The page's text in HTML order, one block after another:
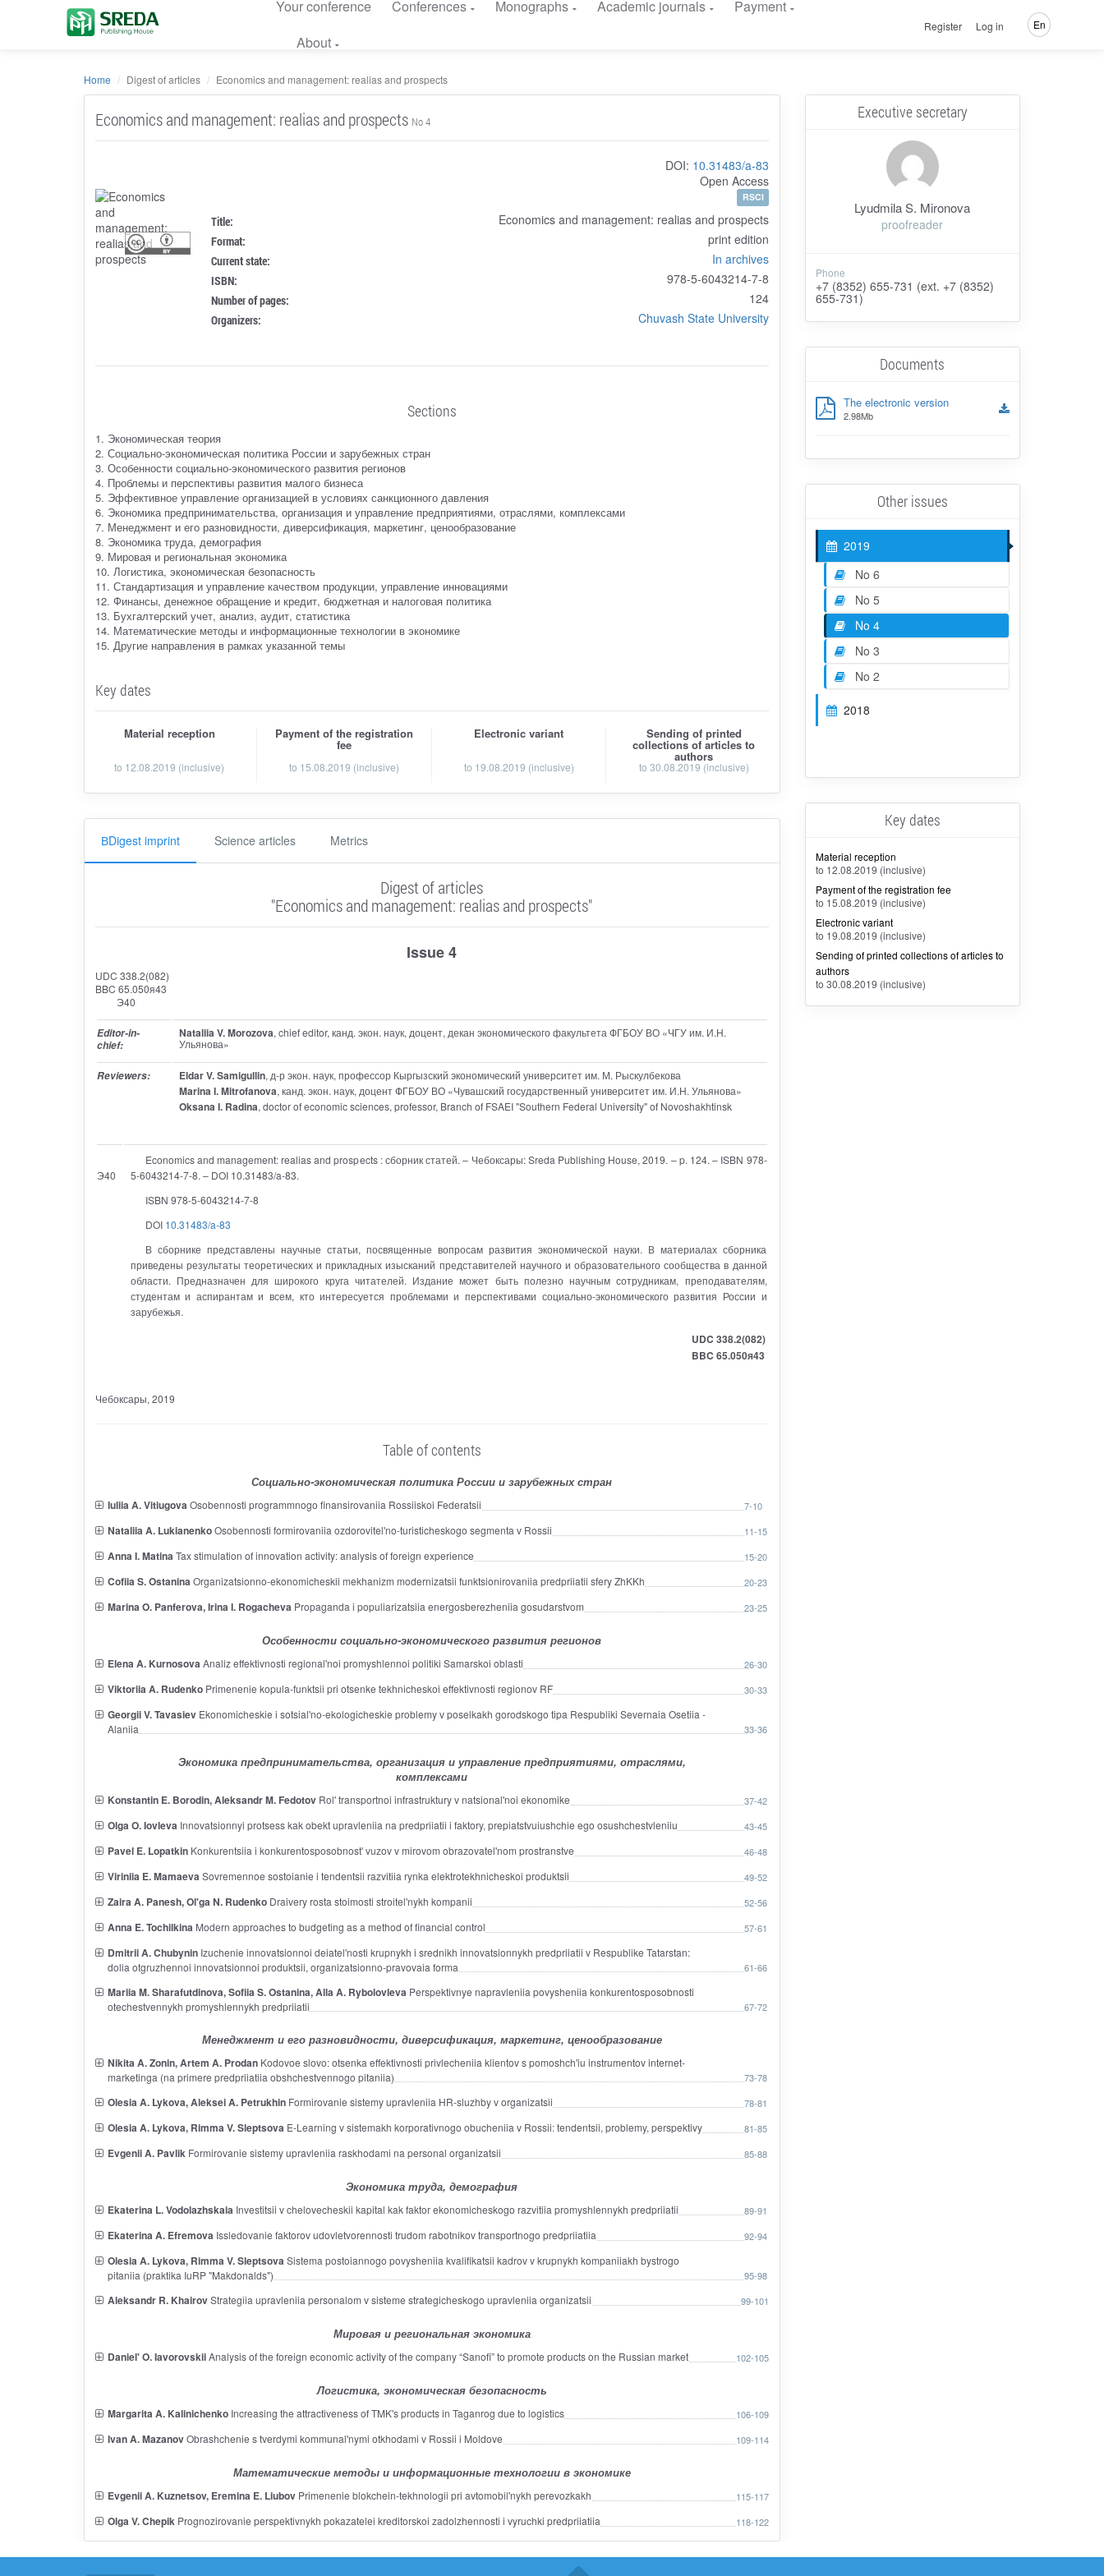
Your conference Conferences Monographs Academic journals
Payment
About
Register Log in En
Home Digest of articles Economics and management: realias and prospects
Economics and management: realias and prospects No 4
DOI: 10.31483/a-83
Open Access
RSCI
Title: Economics and management: realias and prospects
Format: print edition
Current state: In archives
ISBN: 978-5-6043214-7-8
Number of pages: 124
Organizers: Chuvash State University
Sections
1. Экономическая теория
2. Социально-экономическая политика России и зарубежных стран
3. Особенности социально-экономического развития регионов
4. Проблемы и перспективы развития малого бизнеса
5. Эффективное управление организацией в условиях санкционного давления
6. Экономика предпринимательства, организация и управление предприятиями, отраслями, комплексами
7. Менеджмент и его разновидности, диверсификация, маркетинг, ценообразование
8. Экономика труда, демография
9. Мировая и региональная экономика
10. Логистика, экономическая безопасность
11. Стандартизация и управление качеством продукции, управление инновациями
12. Финансы, денежное обращение и кредит, бюджетная и налоговая политика
13. Бухгалтерский учет, анализ, аудит, статистика
14. Математические методы и информационные технологии в экономике
15. Другие направления в рамках указанной темы
Key dates
Material reception
to 12.08.2019 (inclusive)
Payment of the registration
fee
to 15.08.2019 (inclusive)
Electronic variant
to 19.08.2019 (inclusive)
Sending of printed
collections of articles to
authors
to 30.08.2019 (inclusive)
ВDigest imprint Science articles Metrics
Digest of articles
"Economics and management: realias and prospects"
Issue 4
UDC 338.2(082)
BBC 65.050я43
Э40
Editor-in-
chief:
Nataliia V. Morozova, chief editor, канд. экон. наук, доцент, декан экономического факультета ФГБОУ ВО «ЧГУ им. И.Н.
Ульянова»
Reviewers: Eldar V. Samigullin, д-р экон. наук, профессор Кыргызский экономический университет им. М. Рыскулбекова
Marina I. Mitrofanova, канд. экон. наук, доцент ФГБОУ ВО «Чувашский государственный университет им. И.Н. Ульянова»
Oksana I. Radina, doctor of economic sciences, professor, Branch of FSAEI "Southern Federal University" of Novoshakhtinsk
Э40
Economics and management: realias and prospects : сборник статей. – Чебоксары: Sreda Publishing House, 2019. – p. 124. – ISBN 978-
5-6043214-7-8. – DOI 10.31483/a-83.
ISBN 978-5-6043214-7-8
DOI 10.31483/a-83
В сборнике представлены научные статьи, посвященные вопросам развития экономической науки. В материалах сборника
приведены результаты теоретических и прикладных изысканий представителей научного и образовательного сообщества в данной
области. Предназначен для широкого круга читателей. Издание может быть полезно научным сотрудникам, преподавателям,
студентам и аспирантам и всем, кто интересуется проблемами и перспективами социально-экономического развития России и
зарубежья.
UDC 338.2(082)
BBC 65.050я43
Чебоксары, 2019
Table of contents
Социально-экономическая политика России и зарубежных стран
Iuliia A. Vitiugova Osobennosti programmnogo finansirovaniia Rossiiskoi Federatsii 7-10
Nataliia A. LukianenkoOsobennosti formirovaniia ozdorovitel'no-turisticheskogo segmenta v Rossii 11-15
Anna I. Matina Tax stimulation of innovation activity: analysis of foreign experience 15-20
Cofiia S. Ostanina Organizatsionno-ekonomicheskii mekhanizm modernizatsii funktsionirovaniia predpriiatii sfery ZhKKh 20-23
Marina O. Panferova, Irina I. Rogacheva Propaganda i populiarizatsiia energosberezheniia gosudarstvom 23-25
Особенности социально-экономического развития регионов
Elena A. Kurnosova Analiz effektivnosti regional'noi promyshlennoi politiki Samarskoi oblasti 26-30
Viktoriia A. RudenkoPrimenenie kopula-funktsii pri otsenke tekhnicheskoi effektivnosti regionov RF 30-33
Georgii V. TavasievEkonomicheskie i sotsial'no-ekologicheskie problemy v poselkakh gorodskogo tipa Respubliki Severnaia Osetiia -
Alaniia
33-36
Экономика предпринимательства, организация и управление предприятиями, отраслями,
комплексами
Konstantin E. Borodin, Aleksandr M. FedotovRol' transportnoi infrastruktury v natsional'noi ekonomike 37-42
Olga O. Iovleva Innovatsionnyi protsess kak obekt upravleniia na predpriiatii i faktory, prepiatstvuiushchie ego osushchestvleniiu 43-45
Pavel E. LopatkinKonkurentsiia i konkurentosposobnost' vuzov v mirovom obrazovatel'nom prostranstve 46-48
Viriniia E. Mamaeva Sovremennoe sostoianie i tendentsii razvitiia rynka elektrotekhnicheskoi produktsii 49-52
Zaira A. Panesh, Ol'ga N. RudenkoDraivery rosta stoimosti stroitel'nykh kompanii 52-56
Anna E. Tochilkina Modern approaches to budgeting as a method of financial control 57-61
Dmitrii A. ChubyninIzuchenie innovatsionnoi deiatel'nosti krupnykh i srednikh innovatsionnykh predpriiatii v Respublike Tatarstan:
dolia otgruzhennoi innovatsionnoi produktsii, organizatsionno-pravovaia forma
61-66
Mariia M. Sharafutdinova, Sofiia S. Ostanina, Alla A. Rybolovleva Perspektivnye napravleniia povysheniia konkurentosposobnosti
otechestvennykh promyshlennykh predpriiatii
67-72
Менеджмент и его разновидности, диверсификация, маркетинг, ценообразование
Nikita A. Zonin, Artem A. ProdanKodovoe slovo: otsenka effektivnosti privlecheniia klientov s pomoshch'iu instrumentov internet-
marketinga (na primere predpriiatiia obshchestvennogo pitaniia)
73-78
Olesia A. Lykova, Aleksei A. PetrukhinFormirovanie sistemy upravleniia HR-sluzhby v organizatsii 78-81
Olesia A. Lykova, Rimma V. Sleptsova E-Learning v sistemakh korporativnogo obucheniia v Rossii: tendentsii, problemy, perspektivy 81-85
Evgenii A. Pavlik Formirovanie sistemy upravleniia raskhodami na personal organizatsii 85-88
Экономика труда, демография
Ekaterina L. Vodolazhskaia Investitsii v chelovecheskii kapital kak faktor ekonomicheskogo razvitiia promyshlennykh predpriiatii 89-91
Ekaterina A. Efremova Issledovanie faktorov udovletvorennosti trudom rabotnikov transportnogo predpriiatiia 92-94
Olesia A. Lykova, Rimma V. Sleptsova Sistema postoiannogo povysheniia kvalifikatsii kadrov v krupnykh kompaniiakh bystrogo
pitaniia (praktika IuRP "Makdonalds")
95-98
Aleksandr R. KhairovStrategiia upravleniia personalom v sisteme strategicheskogo upravleniia organizatsii 99-101
Мировая и региональная экономика
Daniel' O. IavorovskiiAnalysis of the foreign economic activity of the company “Sanofi” to promote products on the Russian market 102-105
Логистика, экономическая безопасность
Margarita A. KalinichenkoIncreasing the attractiveness of TMK's products in Taganrog due to logistics 106-109
Ivan A. MazanovObrashchenie s tverdymi kommunal'nymi otkhodami v Rossii i Moldove 109-114
Математические методы и информационные технологии в экономике
Evgenii A. Kuznetsov, Eremina E. LiubovPrimenenie blokchein-tekhnologii pri avtomobil'nykh perevozkakh 115-117
Olga V. Chepik Prognozirovanie perspektivnykh pokazatelei kreditorskoi zadolzhennosti i vyruchki predpriiatiia 118-122
Executive secretary
Lyudmila S. Mironova
proofreader
Phone
+7 (8352) 655-731 (ext. +7 (8352)
655-731)
Documents
The electronic version
2.98Mb
Other issues
2019
No 6
No 5
No 4
No 3
No 2
2018
Key dates
Material reception
to 12.08.2019 (inclusive)
Payment of the registration fee
to 15.08.2019 (inclusive)
Electronic variant
to 19.08.2019 (inclusive)
Sending of printed collections of articles to
authors
to 30.08.2019 (inclusive)